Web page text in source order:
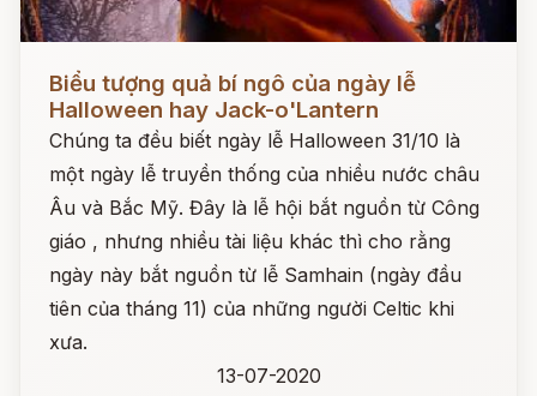
Đọc ngay
Biểu tượng quả bí ngô của ngày lễ
Halloween hay Jack-o'Lantern
Chúng ta đều biết ngày lễ Halloween 31/10 là
một ngày lễ truyền thống của nhiều nước châu
Âu và Bắc Mỹ. Đây là lễ hội bắt nguồn từ Công
giáo , nhưng nhiều tài liệu khác thì cho rằng
ngày này bắt nguồn từ lễ Samhain (ngày đầu
tiên của tháng 11) của những người Celtic khi
xưa.
13-07-2020